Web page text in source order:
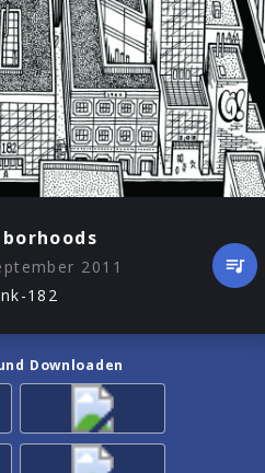
2011
182
Downloaden